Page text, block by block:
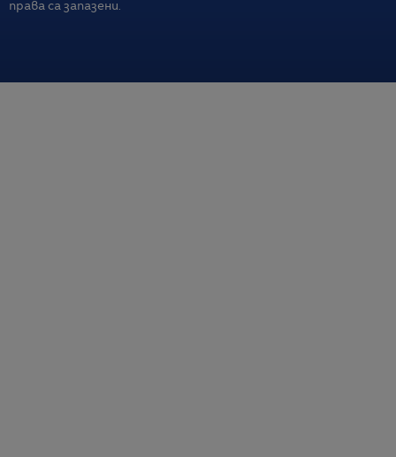
права са запазени.